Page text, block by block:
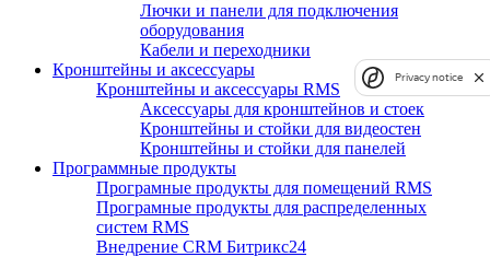
Лючки и панели для подключения
оборудования
Кабели и переходники
Кронштейны и аксессуары
Кронштейны и аксессуары RMS
Аксессуары для кронштейнов и стоек
Кронштейны и стойки для видеостен
Кронштейны и стойки для панелей
Программные продукты
Програмные продукты для помещений RMS
Програмные продукты для распределенных
систем RMS
Внедрение CRM Битрикс24
Privacy notice